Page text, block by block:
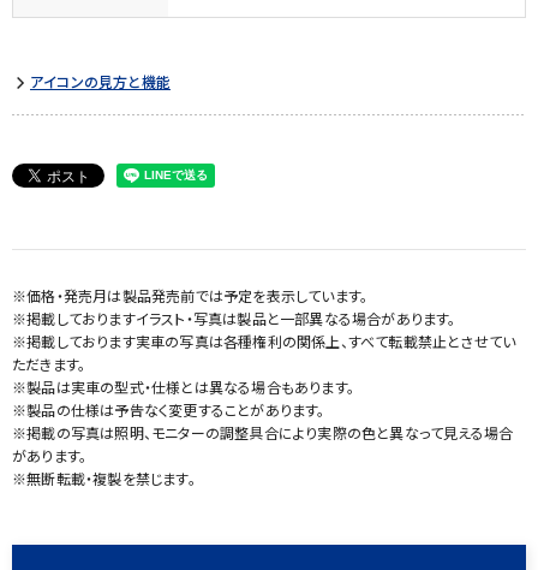
アイコンの見方と機能
※価格・発売月は製品発売前では予定を表示しています。
※掲載しておりますイラスト・写真は製品と一部異なる場合があります。
※掲載しております実車の写真は各種権利の関係上、すべて転載禁止とさせてい
ただきます。
※製品は実車の型式・仕様とは異なる場合もあります。
※製品の仕様は予告なく変更することがあります。
※掲載の写真は照明、モニターの調整具合により実際の色と異なって見える場合
があります。
※無断転載・複製を禁じます。